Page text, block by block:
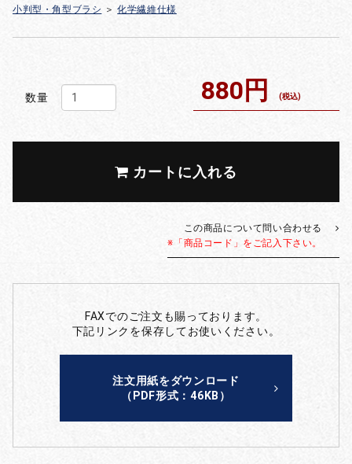
小判型・角型ブラシ ＞ 化学繊維仕様
数量 880円 (税込)
カートに入れる
この商品について問い合わせる
※「商品コード」をご記入下さい。
FAXでのご注文も賜っております。
下記リンクを保存してお使いください。
注文用紙をダウンロード
（PDF形式：46KB）